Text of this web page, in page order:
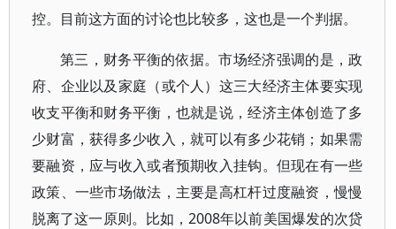
控。目前这方面的讨论也比较多，这也是一个判据。
第三，财务平衡的依据。市场经济强调的是，政
府、企业以及家庭（或个人）这三大经济主体要实现
收支平衡和财务平衡，也就是说，经济主体创造了多
少财富，获得多少收入，就可以有多少花销；如果需
要融资，应与收入或者预期收入挂钩。但现在有一些
政策、一些市场做法，主要是高杠杆过度融资，慢慢
脱离了这一原则。比如，2008年以前美国爆发的次贷